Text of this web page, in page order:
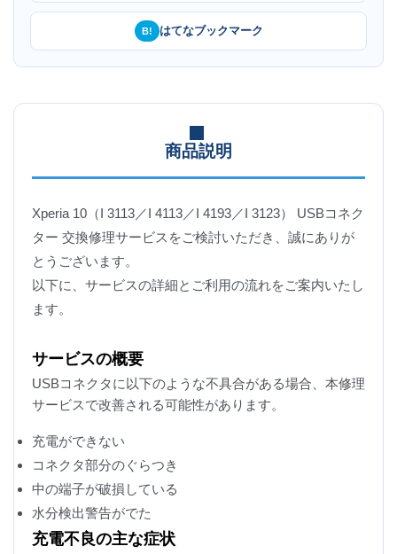
B! はてなブックマーク
商品説明
Xperia 10（I 3113／I 4113／I 4193／I 3123） USBコネク
ター 交換修理サービスをご検討いただき、誠にありが
とうございます。
以下に、サービスの詳細とご利用の流れをご案内いたし
ます。
サービスの概要
USBコネクタに以下のような不具合がある場合、本修理
サービスで改善される可能性があります。
充電ができない
コネクタ部分のぐらつき
中の端子が破損している
水分検出警告がでた
充電不良の主な症状